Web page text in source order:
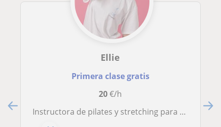
Ellie
Primera clase gratis
20€/h
Instructora de pilates y stretching para classes en grupo o privadas